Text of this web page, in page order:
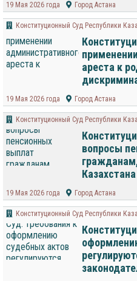
19 Мая 2026 года Город Астана
Конституционный Суд Республики
ареста к
19 Мая 2026 года Город Астана
Конституционный Суд Республики
вопросы
Казахстана
19 Мая 2026 года Город Астана
Конституционный Суд Республики